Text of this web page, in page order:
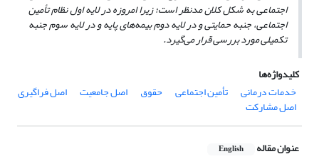
اجتماعی به شکل کلان مدنظر است؛ زیرا امروزه در لایه اول نظام تأمین
اجتماعی، جنبه حمایتی و در لایه دوم بیمه‌های پایه و در لایه سوم جنبه
تکمیلی مورد بررسی قرار می‌گیرد.
کلیدواژه‌ها
خدمات درمانی
تأمین اجتماعی حقوق اصل جامعیت اصل فراگیری
اصل مشارکت
عنوان مقاله English